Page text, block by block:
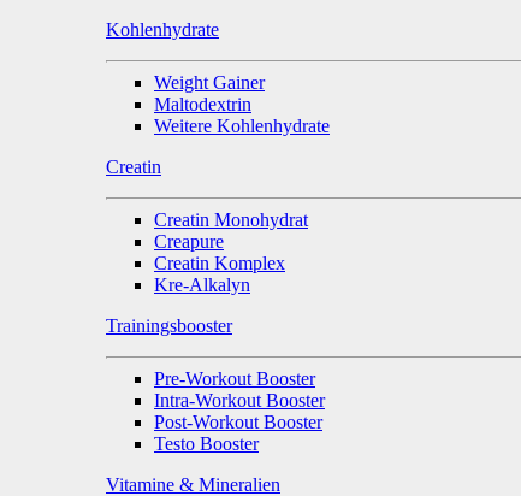
Kohlenhydrate
Weight Gainer
Maltodextrin
Weitere Kohlenhydrate
Creatin
Creatin Monohydrat
Creapure
Creatin Komplex
Kre-Alkalyn
Trainingsbooster
Pre-Workout Booster
Intra-Workout Booster
Post-Workout Booster
Testo Booster
Vitamine & Mineralien